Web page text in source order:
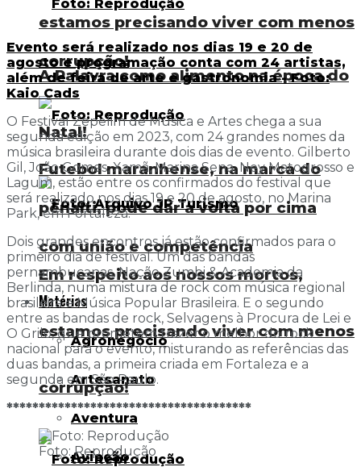
estamos precisando viver com menos
corrupção!
Futebol maranhense, na marca do
pênalti, pode dar a volta por cima
com união e competência
Matérias
Agronegócio
Artesanato
Aventura
Aviação
A Palavra como alimento na época do
Natal!
Em respeito aos nossos mortos,
estamos precisando viver com menos
corrupção!
Evento será realizado nos dias 19 e 20 de
agosto e programação conta com 24 artistas,
além de feira de arte e gastronomia - Foto:
Kaio Cads
O Festival Zepelim de Música e Artes chega a sua
segunda edição em 2023, com 24 grandes nomes da
música brasileira durante dois dias de evento. Gilberto
Gil, João Gomes, Xamã, Marina Sena, Ney Matogrosso e
Lagum, estão entre os confirmados do festival que
será realizado nos dias 19 e 20 de agosto, no Marina
Park, em Fortaleza.
Dois grandes encontros já estão confirmados para o
primeiro dia de festival. Um das bandas
pernambucanas, Nação Zumbi & Academia da
Berlinda, numa mistura de rock com música regional
brasileira e Música Popular Brasileira. E o segundo
entre as bandas de rock, Selvagens à Procura de Lei e
O Grilo, que prometem trazer o melhor do rock
nacional para o evento, misturando as referências das
duas bandas, a primeira criada em Fortaleza e a
segunda em São Paulo.
**************************************
Foto: Reprodução